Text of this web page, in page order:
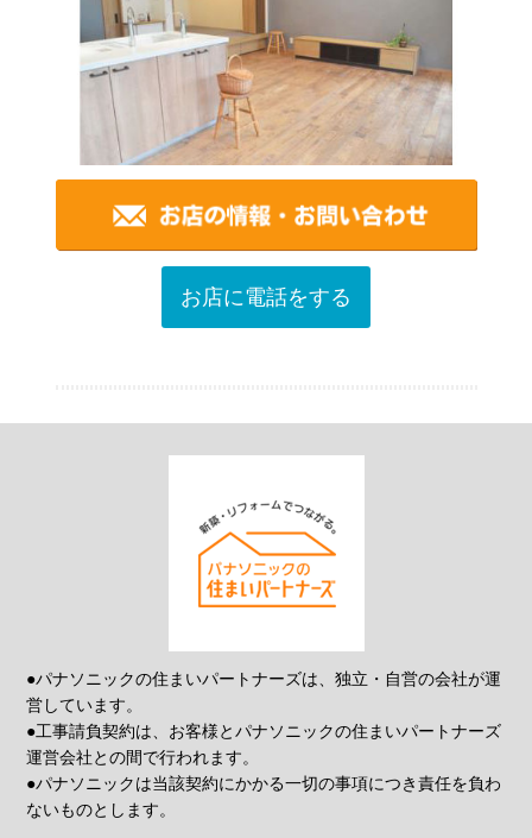
お店に電話をする
●パナソニックの住まいパートナーズは、独立・自営の会社が運
営しています。
●工事請負契約は、お客様とパナソニックの住まいパートナーズ
運営会社との間で行われます。
●パナソニックは当該契約にかかる一切の事項につき責任を負わ
ないものとします。